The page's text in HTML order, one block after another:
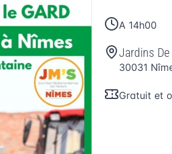
A 14h00
Jardins
30031
Gratuit et